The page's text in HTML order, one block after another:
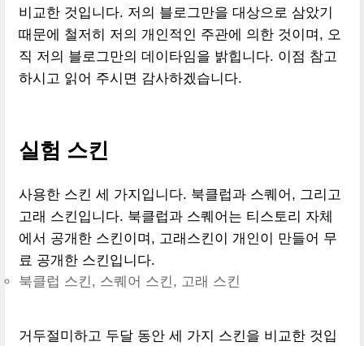
비교한 것입니다. 저의 블로그만을 대상으로 삼았기
때문에 철저히 저의 개인적인 주관에 의한 것이며, 오
직 저의 블로그만의 데이타임을 밝힙니다. 이점 참고
하시고 읽어 주시면 감사하겠습니다.
실험 스킨
사용한 스킨 세 가지입니다. 북클럽과 스퀘어, 그리고
고래 스킨입니다. 북클럽과 스퀘어는 티스토리 자체
에서 공개한 스킨이며, 고래스킨이 개인이 만들어 무
료 공개한 스킨입니다.
북클럽 스킨, 스퀘어 스킨, 고래 스킨
거두절미하고 두달 동안 세 가지 스킨을 비교한 것입